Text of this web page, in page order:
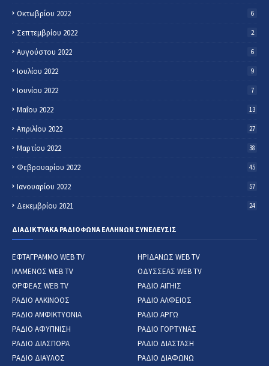
Οκτωβρίου 2022 6
Σεπτεμβρίου 2022 2
Αυγούστου 2022 6
Ιουλίου 2022 9
Ιουνίου 2022 7
Μαΐου 2022 13
Απριλίου 2022 27
Μαρτίου 2022 38
Φεβρουαρίου 2022 45
Ιανουαρίου 2022 57
Δεκεμβρίου 2021 24
ΔΙΑΔΙΚΤΥΑΚΑ ΡΑΔΙΟΦΩΝΑ ΕΛΛΗΝΩΝ ΣΥΝΕΛΕΥΣΙΣ
ΕΦΤΑΓΡΑΜΜΟ WEB TV
ΗΡΙΔΑΝΩΣ WEB TV
ΙΑΛΜΕΝΟΣ WEB TV
ΟΔΥΣΣΕΑΣ WEB TV
ΟΡΦΕΑΣ WEB TV
ΡΑΔΙΟ ΑΙΓΗΙΣ
ΡΑΔΙΟ ΑΛΚΙΝΟΟΣ
ΡΑΔΙΟ ΑΛΦΕΙΟΣ
ΡΑΔΙΟ ΑΜΦΙΚΤΥΟΝΙΑ
ΡΑΔΙΟ ΑΡΓΩ
ΡΑΔΙΟ ΑΦΥΠΝΙΣΗ
ΡΑΔΙΟ ΓΟΡΤΥΝΑΣ
ΡΑΔΙΟ ΔΙΑΣΠΟΡΑ
ΡΑΔΙΟ ΔΙΑΣΤΑΣΗ
ΡΑΔΙΟ ΔΙΑΥΛΟΣ
ΡΑΔΙΟ ΔΙΑΦΩΝΩ